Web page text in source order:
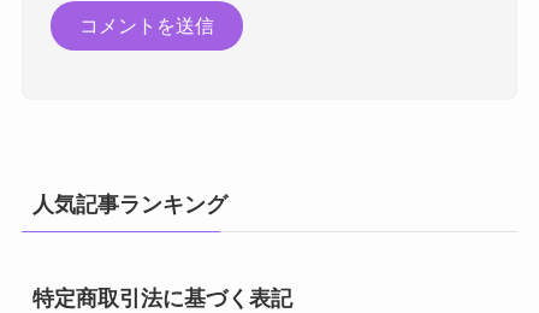
人気記事ランキング
特定商取引法に基づく表記